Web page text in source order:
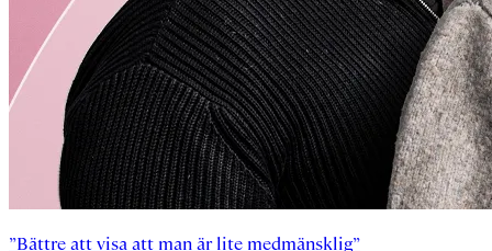
”Bättre att visa att man är lite medmänsklig”